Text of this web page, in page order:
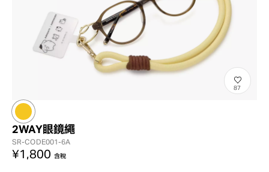
87
2WAY眼鏡繩
SR-CODE001-6A
¥1,800 含稅